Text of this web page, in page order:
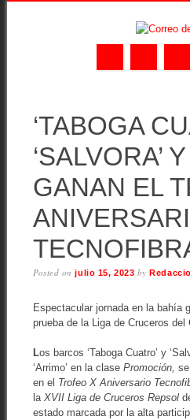
content
‘TABOGA
‘SALVORA’
GANAN EL
Posted onjulio 15, 2023 by
Espectacular jornada en la bahía
prueba de la Liga de Cruceros del
Los barcos ‘Taboga Cuatro’ y
‘Arrimo’ en la clase Promoción,
en el Trofeo X Aniversario
la XVII Liga de Cruceros Repsol
estado marcada por la alta